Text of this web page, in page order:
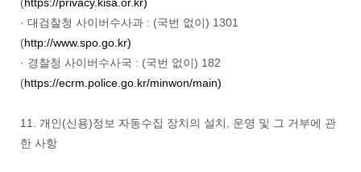
(https://privacy.kisa.or.kr)
· 대검찰청 사이버수사과 : (국번 없이) 1301
(http://www.spo.go.kr)
· 경찰청 사이버수사국 : (국번 없이) 182
(https://ecrm.police.go.kr/minwon/main)
11. 개인(신용)정보 자동수집 장치의 설치, 운영 및 그 거부에 관
한 사항